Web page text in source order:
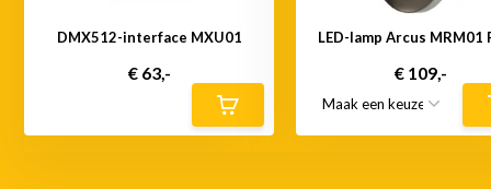
DMX512-interface MXU01
€ 63,-
LED-lamp Arcus MRM01
€ 109,-